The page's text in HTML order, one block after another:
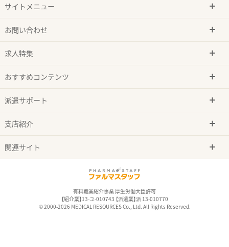
サイトメニュー
お問い合わせ
求人特集
おすすめコンテンツ
派遣サポート
支店紹介
関連サイト
有料職業紹介事業 厚生労働大臣許可
【紹介業】13-ユ-010743 【派遣業】派 13-010770
© 2000-2026 MEDICAL RESOURCES Co., Ltd. All Rights Reserved.